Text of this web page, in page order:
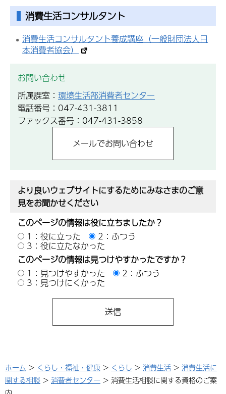
消費生活コンサルタント
消費生活コンサルタント養成講座（一般財団法人日
本消費者協会）
お問い合わせ
所属課室： 環境生活部消費者センター
電話番号：047-431-3811
ファックス番号：047-431-3858
より良いウェブサイトにするためにみなさまのご意
見をお聞かせください
このページの情報は役に立ちましたか？
1：役に立った
2：ふつう
3：役に立たなかった
このページの情報は見つけやすかったですか？
1：見つけやすかった
2：ふつう
3：見つけにくかった
ホーム > くらし・福祉・健康 > くらし > 消費生活 > 消費生活に
関する相談 > 消費者センター > 消費生活相談に関する資格のご案